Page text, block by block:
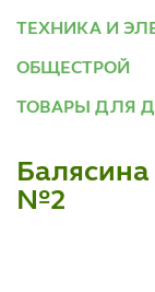
ТЕХНИКА И
ОБЩЕСТРОЙ
ТОВАРЫ ДЛЯ
№2